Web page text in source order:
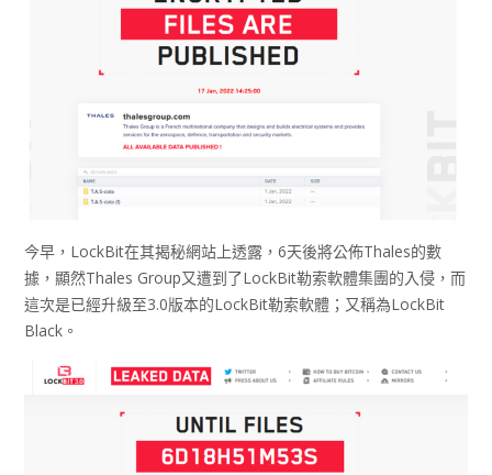
今早，LockBit在其揭秘網站上透露，6天後將公佈Thales的數
據，顯然Thales Group又遭到了LockBit勒索軟體集團的入侵，而
這次是已經升級至3.0版本的LockBit勒索軟體；又稱為LockBit
Black。